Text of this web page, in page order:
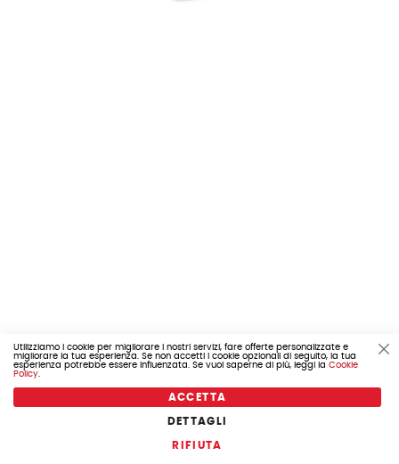
RUOTA 3 00 4 CERCHIO FERRO COPERTONE UI307 +
Utilizziamo i cookie per migliorare i nostri servizi, fare offerte personalizzate e
migliorare la tua esperienza. Se non accetti i cookie opzionali di seguito, la tua
esperienza potrebbe essere influenzata. Se vuoi saperne di più, leggi la Cookie
Policy.
ACCETTA
DETTAGLI
RIFIUTA